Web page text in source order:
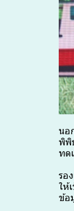
นอ
พิพิ
ทด
รอ
ให้
ข้อ